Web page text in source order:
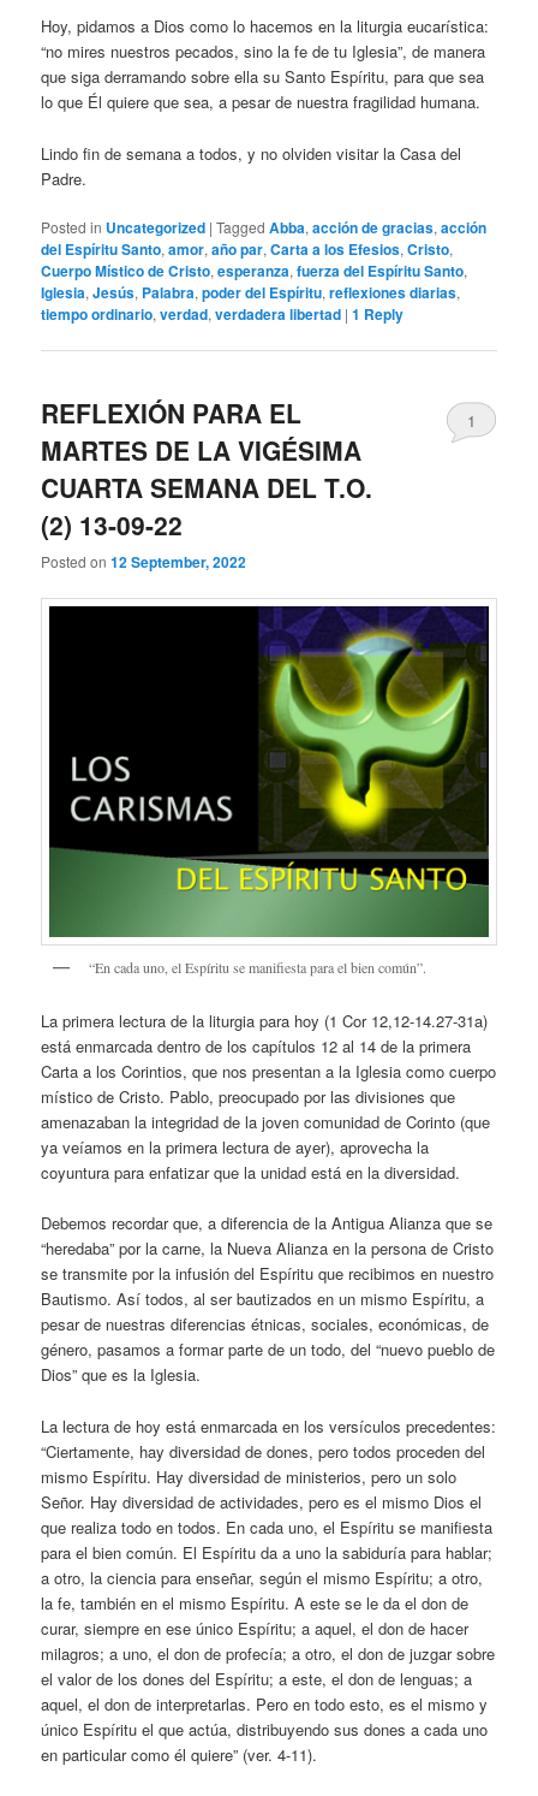
Hoy, pidamos a Dios como lo hacemos en la liturgia eucarística:
“no mires nuestros pecados, sino la fe de tu Iglesia”, de manera
que siga derramando sobre ella su Santo Espíritu, para que sea
lo que Él quiere que sea, a pesar de nuestra fragilidad humana.
Lindo fin de semana a todos, y no olviden visitar la Casa del
Padre.
Posted in Uncategorized |Tagged Abba,acción de gracias,acción
del Espíritu Santo,amor,año par,Carta a los Efesios,Cristo,
Cuerpo Místico de Cristo,esperanza,fuerza del Espíritu Santo,
Iglesia,Jesús, Palabra,poder del Espíritu,reflexiones diarias,
tiempo ordinario,verdad,verdadera libertad |1 Reply
REFLEXIÓN PARA EL
MARTES DE LA VIGÉSIMA
CUARTA SEMANA DEL T.O.
(2) 13-09-22
Posted on12 September, 2022
1
“En cada uno, el Espíritu se manifiesta para el bien común”.
La primera lectura de la liturgia para hoy (1 Cor 12,12-14.27-31a)
está enmarcada dentro de los capítulos 12 al 14 de la primera
Carta a los Corintios, que nos presentan a la Iglesia como cuerpo
místico de Cristo. Pablo, preocupado por las divisiones que
amenazaban la integridad de la joven comunidad de Corinto (que
ya veíamos en la primera lectura de ayer), aprovecha la
coyuntura para enfatizar que la unidad está en la diversidad.
Debemos recordar que, a diferencia de la Antigua Alianza que se
“heredaba” por la carne, la Nueva Alianza en la persona de Cristo
se transmite por la infusión del Espíritu que recibimos en nuestro
Bautismo. Así todos, al ser bautizados en un mismo Espíritu, a
pesar de nuestras diferencias étnicas, sociales, económicas, de
género, pasamos a formar parte de un todo, del “nuevo pueblo de
Dios” que es la Iglesia.
La lectura de hoy está enmarcada en los versículos precedentes:
“Ciertamente, hay diversidad de dones, pero todos proceden del
mismo Espíritu. Hay diversidad de ministerios, pero un solo
Señor. Hay diversidad de actividades, pero es el mismo Dios el
que realiza todo en todos. En cada uno, el Espíritu se manifiesta
para el bien común. El Espíritu da a uno la sabiduría para hablar;
a otro, la ciencia para enseñar, según el mismo Espíritu; a otro,
la fe, también en el mismo Espíritu. A este se le da el don de
curar, siempre en ese único Espíritu; a aquel, el don de hacer
milagros; a uno, el don de profecía; a otro, el don de juzgar sobre
el valor de los dones del Espíritu; a este, el don de lenguas; a
aquel, el don de interpretarlas. Pero en todo esto, es el mismo y
único Espíritu el que actúa, distribuyendo sus dones a cada uno
en particular como él quiere” (ver. 4-11).